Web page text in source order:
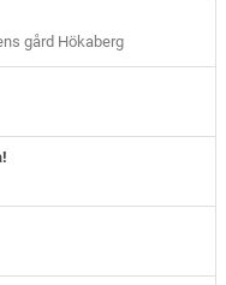
gård Hökaberg